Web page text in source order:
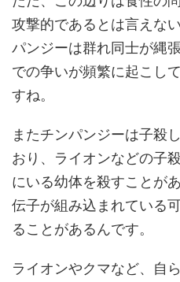
攻撃的であるとは言えな
パンジーは群れ同士が縄
での争いが頻繁に起こし
すね。
またチンパンジーは子殺
おり、ライオンなどの子
にいる幼体を殺すことが
伝子が組み込まれている
ることがあるんです。
ライオンやクマなど、自